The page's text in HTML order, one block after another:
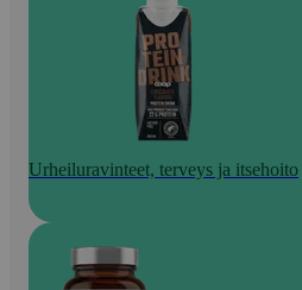
Urheiluravinteet, terveys ja itsehoito